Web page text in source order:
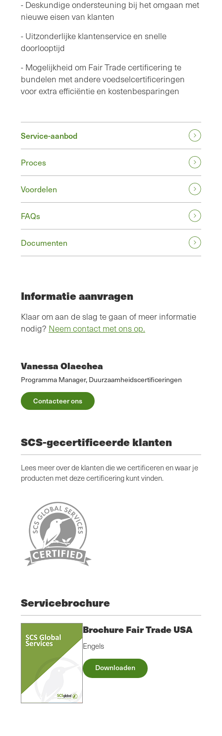
- Deskundige ondersteuning bij het omgaan met
nieuwe eisen van klanten
- Uitzonderlijke klantenservice en snelle
doorlooptijd
- Mogelijkheid om Fair Trade certificering te
bundelen met andere voedselcertificeringen
voor extra efficiëntie en kostenbesparingen
Service-aanbod
Proces
Voordelen
FAQs
Documenten
Informatie aanvragen
Klaar om aan de slag te gaan of meer informatie
nodig? Neem contact met ons op.
Vanessa Olaechea
Programma Manager, Duurzaamheidscertificeringen
Contacteer ons
SCS-gecertificeerde klanten
Lees meer over de klanten die we certificeren en waar je
producten met deze certificering kunt vinden.
Servicebrochure
Brochure Fair Trade USA
Engels
Downloaden